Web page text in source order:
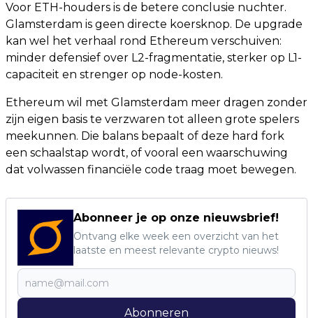
Voor ETH-houders is de betere conclusie nuchter.
Glamsterdam is geen directe koersknop. De upgrade
kan wel het verhaal rond Ethereum verschuiven:
minder defensief over L2-fragmentatie, sterker op L1-
capaciteit en strenger op node-kosten.
Ethereum wil met Glamsterdam meer dragen zonder
zijn eigen basis te verzwaren tot alleen grote spelers
meekunnen. Die balans bepaalt of deze hard fork
een schaalstap wordt, of vooral een waarschuwing
dat volwassen financiële code traag moet bewegen.
Abonneer je op onze nieuwsbrief!
Ontvang elke week een overzicht van het
laatste en meest relevante crypto nieuws!
Abonneren